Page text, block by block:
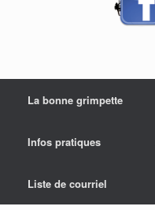
La bonne grimpette
Infos pratiques
Liste de courriel